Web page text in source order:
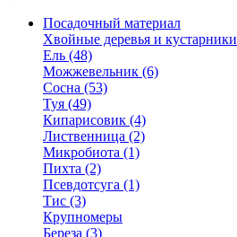
Посадочный материал
Хвойные деревья и кустарники
Ель (48)
Можжевельник (6)
Сосна (53)
Туя (49)
Кипарисовик (4)
Лиственница (2)
Микробиота (1)
Пихта (2)
Псевдотсуга (1)
Тис (3)
Крупномеры
Береза (3)